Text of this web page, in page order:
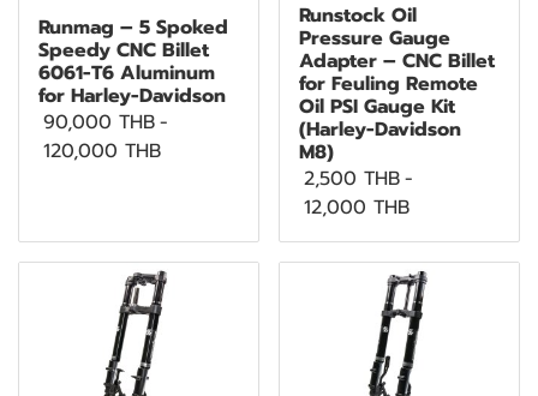
Runmag – 5 Spoked
Speedy CNC Billet
6061-T6 Aluminum
for Harley-Davidson
90,000 THB-
120,000 THB
Runstock Oil
Pressure Gauge
Adapter – CNC Billet
for Feuling Remote
Oil PSI Gauge Kit
(Harley-Davidson
M8)
2,500 THB-
12,000 THB